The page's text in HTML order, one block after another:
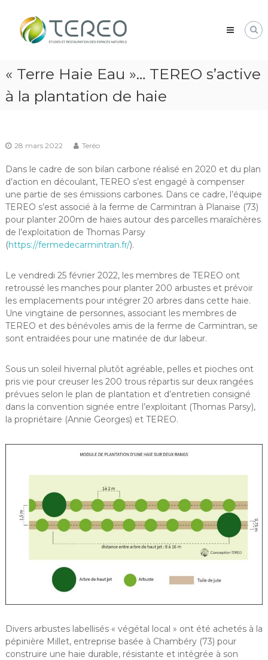
content
TEREO
étude
espaces
naturels
« Terre Haie Eau »… TEREO s’active
à la plantation de haie
28 mars 2022 Teréo
Dans le cadre de son bilan carbone réalisé en 2020 et du plan
d’action en découlant, TEREO s’est engagé à compenser
une partie de ses émissions carbones. Dans ce cadre, l’équipe
TEREO s’est associé à la ferme de Carmintran à Planaise (73)
pour planter 200m de haies autour des parcelles maraîchères
de l’exploitation de Thomas Parsy
(https://fermedecarmintran.fr/).
Le vendredi 25 février 2022, les membres de TEREO ont
retroussé les manches pour planter 200 arbustes et prévoir
les emplacements pour intégrer 20 arbres dans cette haie.
Une vingtaine de personnes, associant les membres de
TEREO et des bénévoles amis de la ferme de Carmintran, se
sont entraidées pour une matinée de dur labeur.
Sous un soleil hivernal plutôt agréable, pelles et pioches ont
pris vie pour creuser les 200 trous répartis sur deux rangées
prévues selon le plan de plantation et d’entretien consigné
dans la convention signée entre l’exploitant (Thomas Parsy),
la propriétaire (Annie Georges) et TEREO.
Divers arbustes labellisés « végétal local » ont été achetés à la
pépinière Millet, entreprise basée à Chambéry (73) pour
construire une haie durable, résistante et intégrée à son